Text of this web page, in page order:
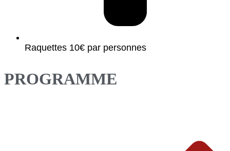
Raquettes 10€ par personnes
PROGRAMME